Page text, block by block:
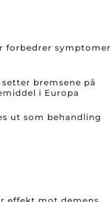
forbedrer symptomer
bremsene på
i Europa
ut som behandling